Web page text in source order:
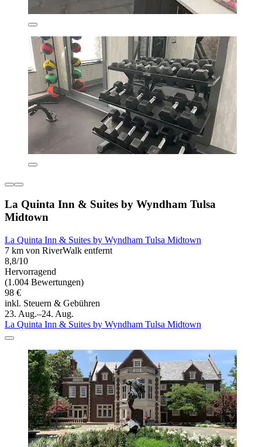
La Quinta Inn & Suites by Wyndham Tulsa
Midtown
La Quinta Inn & Suites by Wyndham Tulsa Midtown
7 km von RiverWalk entfernt
8,8/10
Hervorragend
(1.004 Bewertungen)
98 €
inkl. Steuern & Gebühren
23. Aug.–24. Aug.
La Quinta Inn & Suites by Wyndham Tulsa Midtown